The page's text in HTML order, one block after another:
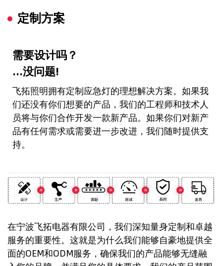
定制方案
需要设计吗？
...没问题!
飞拓照明拥有定制应急灯的理想解决方案。如果我
们还没有你们想要的产品，我们的工程师和技术人
员将与你们合作开发一款新产品。如果你们对新产
品有任何需求或需要进一步改进，我们随时提供支
持。
在宁波飞拓电器有限公司，我们深知量身定制和卓越
服务的重要性。这就是为什么我们能够自豪地提供全
面的OEM和ODM服务，确保我们的产品能够无缝融